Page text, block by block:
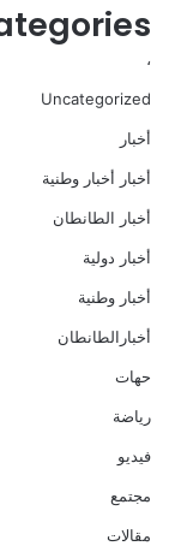
،
Uncategorized
أخبار
أخبار أخبار وطنية
أخبار الطانطان
أخبار دولية
أخبار وطنية
أخبارالطانطان
حهات
رياضة
فيديو
مجتمع
مقالات